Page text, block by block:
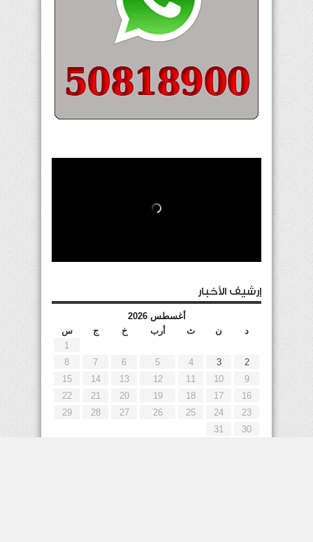
إرشيف الأخبار
أغسطس 2026
د
ن ث أرب خ ج
س
1
2
3
4
5
6
7
8
9
10
11
12
13
14
15
16
17
18
19
20
21
22
23
24
25
26
27
28
29
30
31